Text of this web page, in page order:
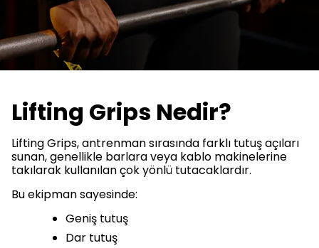
Lifting Grips Nedir?
Lifting Grips, antrenman sırasında farklı tutuş açıları
sunan, genellikle barlara veya kablo makinelerine
takılarak kullanılan çok yönlü tutacaklardır.
Bu ekipman sayesinde:
Geniş tutuş
Dar tutuş